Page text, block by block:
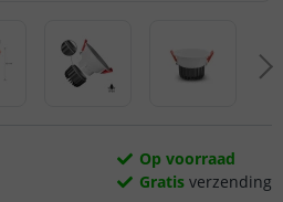
Op voorraad
Gratis verzending